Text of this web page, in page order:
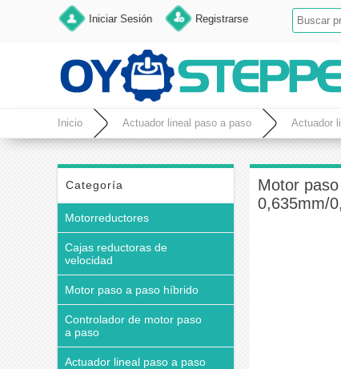
Iniciar Sesión Registrarse
Inicio Actuador lineal paso a paso Actuador
Categoría
Motorreductores
Cajas reductoras de
velocidad
Motor paso a paso híbrido
Controlador de motor paso
a paso
Actuador lineal paso a paso
Motor
0,635mm/